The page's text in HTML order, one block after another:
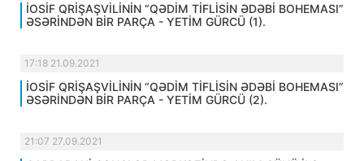
İOSİF QRİŞAŞVİLİNİN “QƏDİM TİFLİSİN ƏDƏBİ BOHEMASI”
ƏSƏRİNDƏN BİR PARÇA - YETİM GÜRCÜ (1).
17:18 21.09.2021
İOSİF QRİŞAŞVİLİNİN “QƏDİM TİFLİSİN ƏDƏBİ BOHEMASI”
ƏSƏRİNDƏN BİR PARÇA - YETİM GÜRCÜ (2).
21:07 27.09.2021